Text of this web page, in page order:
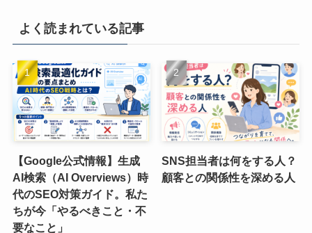
よく読まれている記事
【Google公式情報】生成
AI検索（AI Overviews）時
代のSEO対策ガイド。私た
ちが今「やるべきこと・不
要なこと」
SNS担当者は何をする人？
顧客との関係性を深める人